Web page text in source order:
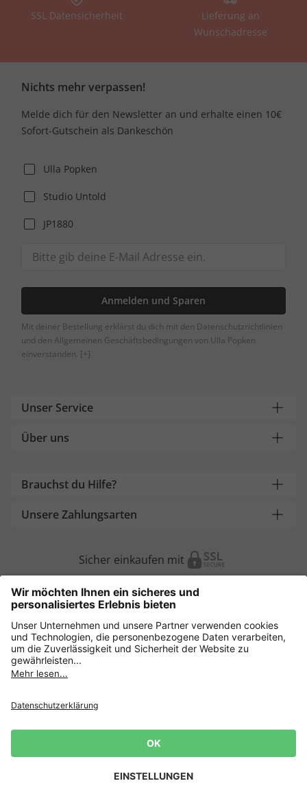
SSL Datensicherheit
Lieferung an
Wunschadresse
Nichts mehr verpassen!
Melde dich für den Newsletter an und erhalte einen 10€
Sofort-Gutschein als Dankeschön
Ulla Popken
Studio Untold
JP1880
Anmelden und Sparen
Mit deiner Bestellung erklärst du dich mit den Datenschutzrichtlinien
und den Allgemeinen Geschäftsbedingungen von Ulla Popken
einverstanden. [+]
Unser Service
Über uns
Brauchst du Hilfe?
Unsere Zahlungsarten
Sicher einkaufen mit
Weitere Onlineshops
Deutschland
AGB
Lieferbedingungen
Impressum Cookie Einstellungen